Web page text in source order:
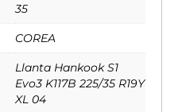
35
COREA
Llanta Hankook S1
Evo3 K117B 225/35 R19Y
XL 04